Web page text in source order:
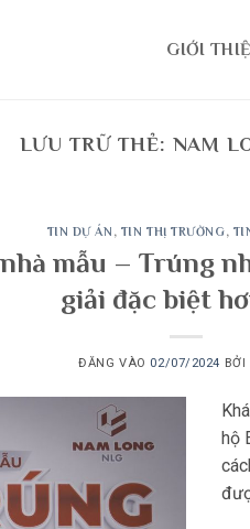
GIỚI
LƯU TRỮ THẺ: NAM
TIN DỰ ÁN , TIN THỊ TRƯỜNG,
mẫu – Trúng
giải đặc biệt
ĐĂNG VÀO 02/07/2024 BỞI
hộ